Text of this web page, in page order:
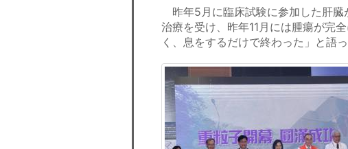
昨年5月に臨床試験に参加した肝臓
治療を受け、昨年11月には腫瘍が完
く、息をするだけで終わった」と語っ